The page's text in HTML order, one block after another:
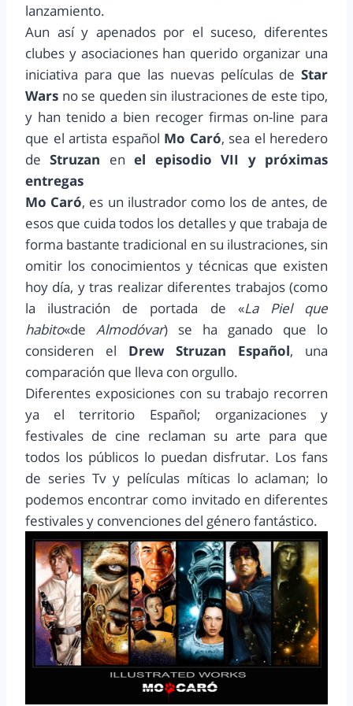
lanzamiento.
Aun así y apenados por el suceso, diferentes
clubes y asociaciones han querido organizar una
iniciativa para que las nuevas películas de Star
Wars no se queden sin ilustraciones de este tipo,
y han tenido a bien recoger firmas on-line para
que el artista español Mo Caró, sea el heredero
deStruzan enel episodio VII y próximas
entregas
Mo Caró, es un ilustrador como los de antes, de
esos que cuida todos los detalles y que trabaja de
forma bastante tradicional en su ilustraciones, sin
omitir los conocimientos y técnicas que existen
hoy día, y tras realizar diferentes trabajos (como
la ilustración de portada de «La Piel que
habito«de Almodóvar) se ha ganado que lo
consideren el Drew Struzan Español, una
comparación que lleva con orgullo.
Diferentes exposiciones con su trabajo recorren
ya el territorio Español; organizaciones y
festivales de cine reclaman su arte para que
todos los públicos lo puedan disfrutar. Los fans
de series Tv y películas míticas lo aclaman; lo
podemos encontrar como invitado en diferentes
festivales y convenciones del género fantástico.